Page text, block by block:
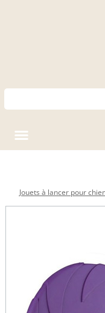
Jouets à lancer pour